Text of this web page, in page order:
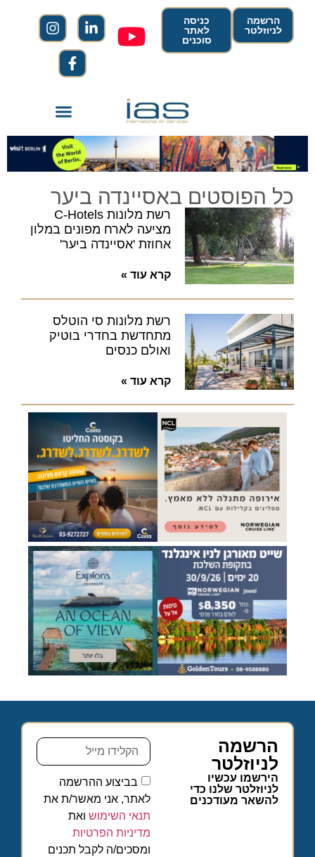
הרשמה
לניוזלטר
כניסה
לאתר
סוכנים
כל הפוסטים באסיינדה ביער
רשת מלונות C-Hotels
מציעה לארח מפונים במלון
אחוזת 'אסיינדה ביער'
קרא עוד »
רשת מלונות סי הוטלס
מתחדשת בחדרי בוטיק
ואולם כנסים
קרא עוד »
הרשמה
לניוזלטר
הירשמו עכשיו
לניוזלטר שלנו כדי
להשאר מעודכנים
בביצוע ההרשמה
לאתר, אני מאשר/ת את
תנאי השימוש ואת
מדיניות הפרטיות
ומסכים/ה לקבל תכנים